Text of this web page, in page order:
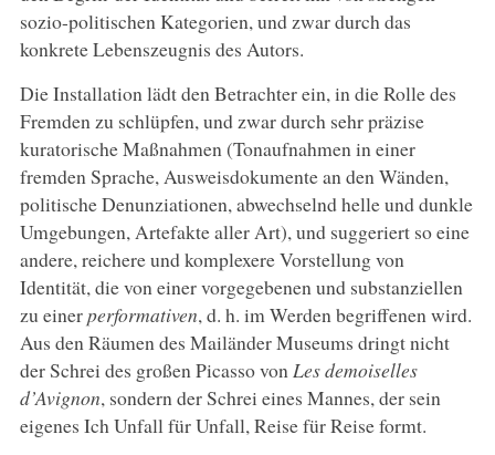
sozio-politischen Kategorien, und zwar durch das
konkrete Lebenszeugnis des Autors.
Die Installation lädt den Betrachter ein, in die Rolle des
Fremden zu schlüpfen, und zwar durch sehr präzise
kuratorische Maßnahmen (Tonaufnahmen in einer
fremden Sprache, Ausweisdokumente an den Wänden,
politische Denunziationen, abwechselnd helle und dunkle
Umgebungen, Artefakte aller Art), und suggeriert so eine
andere, reichere und komplexere Vorstellung von
Identität, die von einer vorgegebenen und substanziellen
zu einerperformativen, d. h. im Werden begriffenen wird.
Aus den Räumen des Mailänder Museums dringt nicht
der Schrei des großen Picasso vonLes demoiselles
d’Avignon, sondern der Schrei eines Mannes, der sein
eigenes Ich Unfall für Unfall, Reise für Reise formt.